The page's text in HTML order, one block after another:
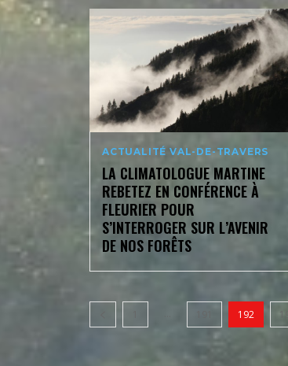
ACTUALITÉ VAL-DE-TRAVERS
LA CLIMATOLOGUE MARTINE
REBETEZ EN CONFÉRENCE À
FLEURIER POUR
S’INTERROGER SUR L’AVENIR
DE NOS FORÊTS
192